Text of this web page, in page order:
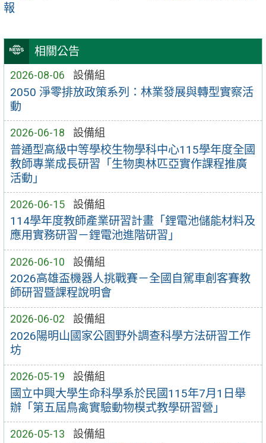
相關公告
2026-08-06 設備組
2050 淨零排放政策系列：林業發展與轉型實察活
動
2026-06-18 設備組
普通型高級中等學校生物學科中心115學年度全國
教師專業成長研習「生物奧林匹亞實作課程推廣
活動」
2026-06-15 設備組
114學年度教師產業研習計畫「鋰電池儲能材料及
應用實務研習－鋰電池進階研習」
2026-06-10 設備組
2026高雄盃機器人挑戰賽－全國自駕車創客賽教
師研習暨課程說明會
2026-06-02 設備組
2026陽明山國家公園野外調查科學方法研習工作
坊
2026-05-19 設備組
國立中興大學生命科學系於民國115年7月1日舉
辦「第五屆鳥禽實驗動物模式教學研習營」
2026-05-13 設備組
報